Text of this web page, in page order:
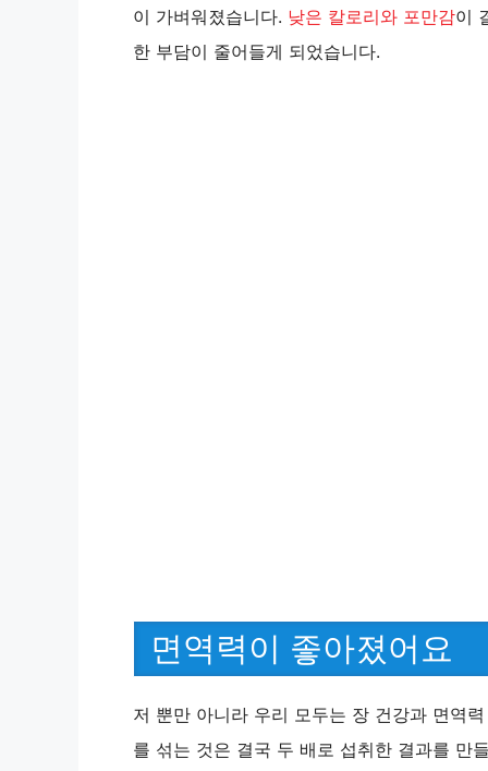
이 가벼워졌습니다. 낮은 칼로리와 포만감이
한 부담이 줄어들게 되었습니다.
면역력이 좋아졌어요
저 뿐만 아니라 우리 모두는 장 건강과 면역
를 섞는 것은 결국 두 배로 섭취한 결과를 만